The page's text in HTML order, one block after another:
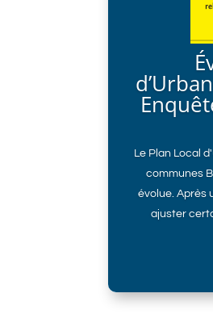
Le Plan Local
communes
évolue. Après
ajuster